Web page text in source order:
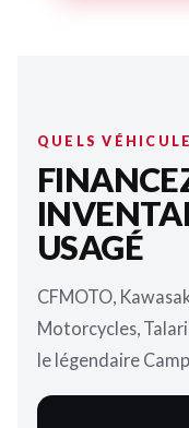
QUELS
USAGÉ
CFMOTO,
Motorcycles,
le légendaire